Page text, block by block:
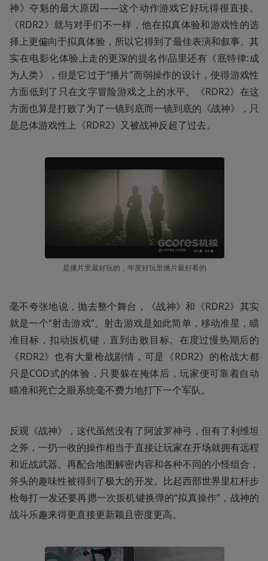
神》夺魁的最大原因——这个动作游戏它好玩得很直接。
《RDR2》就与对手们不一样，他在拟真体验和游戏性的选
择上更偏向于拟真体验，所以它得到了最佳表演和叙事。其
实在电影化体验上走的更深的提名作品里还有《底特律:成
为人类》，但是它过于“播片”而弱操作的设计，使得游戏性
方面低到了只在文字冒险游戏之上的水平。《RDR2》在这
方面也算是打败了为了一镜到底而一镜到底的《战神》，只
是总体游戏性上《RDR2》又被战神反超了过去。
是播片里最好玩的，年度好玩里播片最好看的
毫不夸张地说，抛去整个舞台，《战神》和《RDR2》其实
就是一个“射击游戏”。射击游戏是如此简单，移动准星，瞄
准目标，扣动扳机键，直到击败目标。在度过慢热期后的
《RDR2》也有大量枪战剧情，可是《RDR2》的枪战大都
只是COD式的体验，只要躲在掩体后，玩家便可靠着自动
瞄准和死亡之眼系统毫不费力地打下一个军队。
反观《战神》，这代虽然没有了阿波罗神弓，但有了利维坦
之斧，一扔一收的操作相当于直接让玩家在开场就拥有远程
和近战武器。再配合地图解密内容和各种不同的小怪组合，
斧头的趣味性被得到了极大的开发。比起西部世界里杠杆步
枪每打一发还要再摁一次扳机键换弹的“拟真操作”，战神的
战斗乐趣来得更直接更新颖且密度更高。